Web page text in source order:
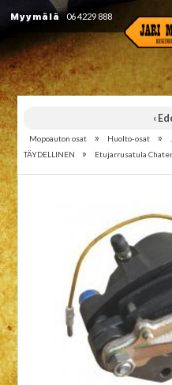
Myymälä 06 4229 888
‹
Mopoauton osat » Huolto-osat »
TÄYDELLINEN
» Etujarrusatula